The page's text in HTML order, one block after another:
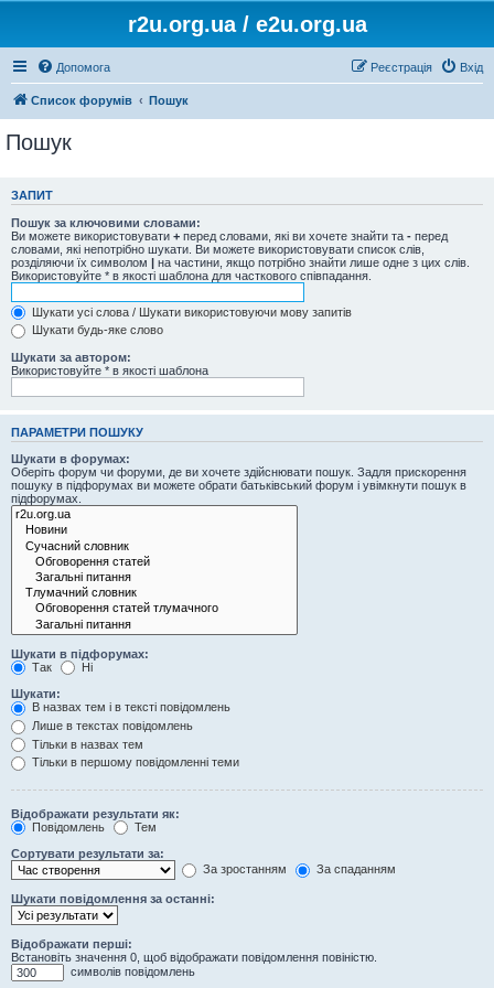
r2u.org.ua / e2u.org.ua
Допомога Вхід
Реєстрація
Список форумів Пошук
Пошук
ЗАПИТ
Пошук за ключовими словами:
Ви можете використовувати + перед словами, які ви хочете знайти та - перед
словами, які непотрібно шукати. Ви можете використовувати список слів,
розділяючи їх символом | на частини, якщо потрібно знайти лише одне з цих слів.
Використовуйте * в якості шаблона для часткового співпадання.
Шукати усі слова / Шукати використовуючи мову запитів
Шукати будь-яке слово
Шукати за автором:
Використовуйте * в якості шаблона
ПАРАМЕТРИ ПОШУКУ
Шукати в форумах:
Оберіть форум чи форуми, де ви хочете здійснювати пошук. Задля прискорення
пошуку в підфорумах ви можете обрати батьківський форум і увімкнути пошук в
підфорумах.
Шукати в підфорумах:
Так
Ні
Шукати:
В назвах тем і в тексті повідомлень
Лише в текстах повідомлень
Тільки в назвах тем
Тільки в першому повідомленні теми
Відображати результати як:
Повідомлень
Тем
Сортувати результати за:
За зростанням
За спаданням
Шукати повідомлення за останні:
Відображати перші:
Встановіть значення 0, щоб відображати повідомлення повіністю.
символів повідомлень